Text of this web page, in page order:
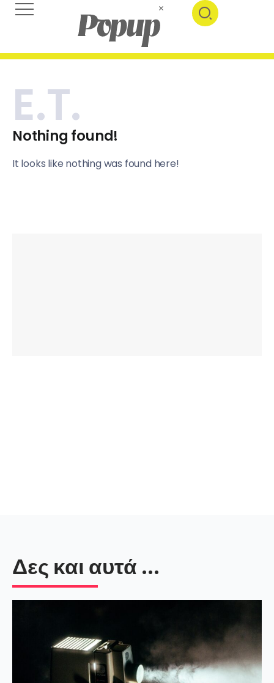
E.T.
Nothing found!
It looks like nothing was found here!
Δες και αυτά ...